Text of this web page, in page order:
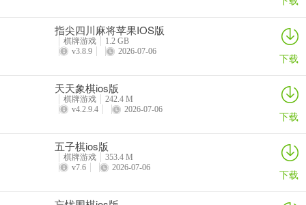
指尖四川麻将苹果IOS版
棋牌游戏
1.2 GB
v3.8.9
2026-07-06 下载
天天象棋ios版
棋牌游戏
242.4 M
v4.2.9.4
2026-07-06 下载
五子棋ios版
棋牌游戏
353.4 M
v7.6
2026-07-06 下载